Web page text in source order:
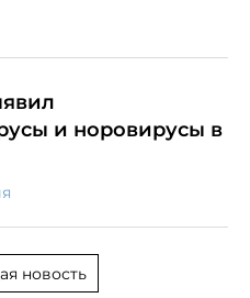
и норовирусы в
новость